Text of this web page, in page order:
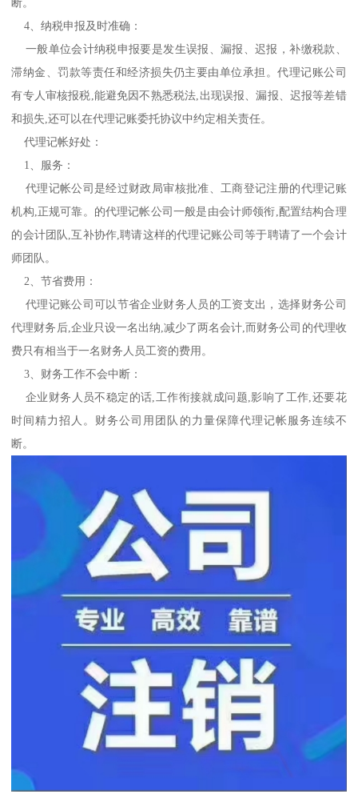
4、纳税申报及时准确：
一般单位会计纳税申报要是发生误报、漏报、迟报，补缴税款、
滞纳金、罚款等责任和经济损失仍主要由单位承担。代理记账公司
有专人审核报税,能避免因不熟悉税法,出现误报、漏报、迟报等差错
和损失,还可以在代理记账委托协议中约定相关责任。
代理记帐好处：
1、服务：
代理记帐公司是经过财政局审核批准、工商登记注册的代理记账
机构,正规可靠。的代理记帐公司一般是由会计师领衔,配置结构合理
的会计团队,互补协作,聘请这样的代理记账公司等于聘请了一个会计
师团队。
2、节省费用：
代理记账公司可以节省企业财务人员的工资支出，选择财务公司
代理财务后,企业只设一名出纳,减少了两名会计,而财务公司的代理收
费只有相当于一名财务人员工资的费用。
3、财务工作不会中断：
企业财务人员不稳定的话,工作衔接就成问题,影响了工作,还要花
时间精力招人。财务公司用团队的力量保障代理记帐服务连续不
断。